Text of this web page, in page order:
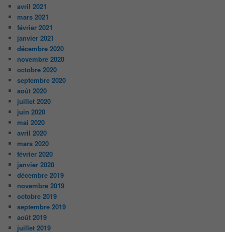
avril 2021
mars 2021
février 2021
janvier 2021
décembre 2020
novembre 2020
octobre 2020
septembre 2020
août 2020
juillet 2020
juin 2020
mai 2020
avril 2020
mars 2020
février 2020
janvier 2020
décembre 2019
novembre 2019
octobre 2019
septembre 2019
août 2019
juillet 2019